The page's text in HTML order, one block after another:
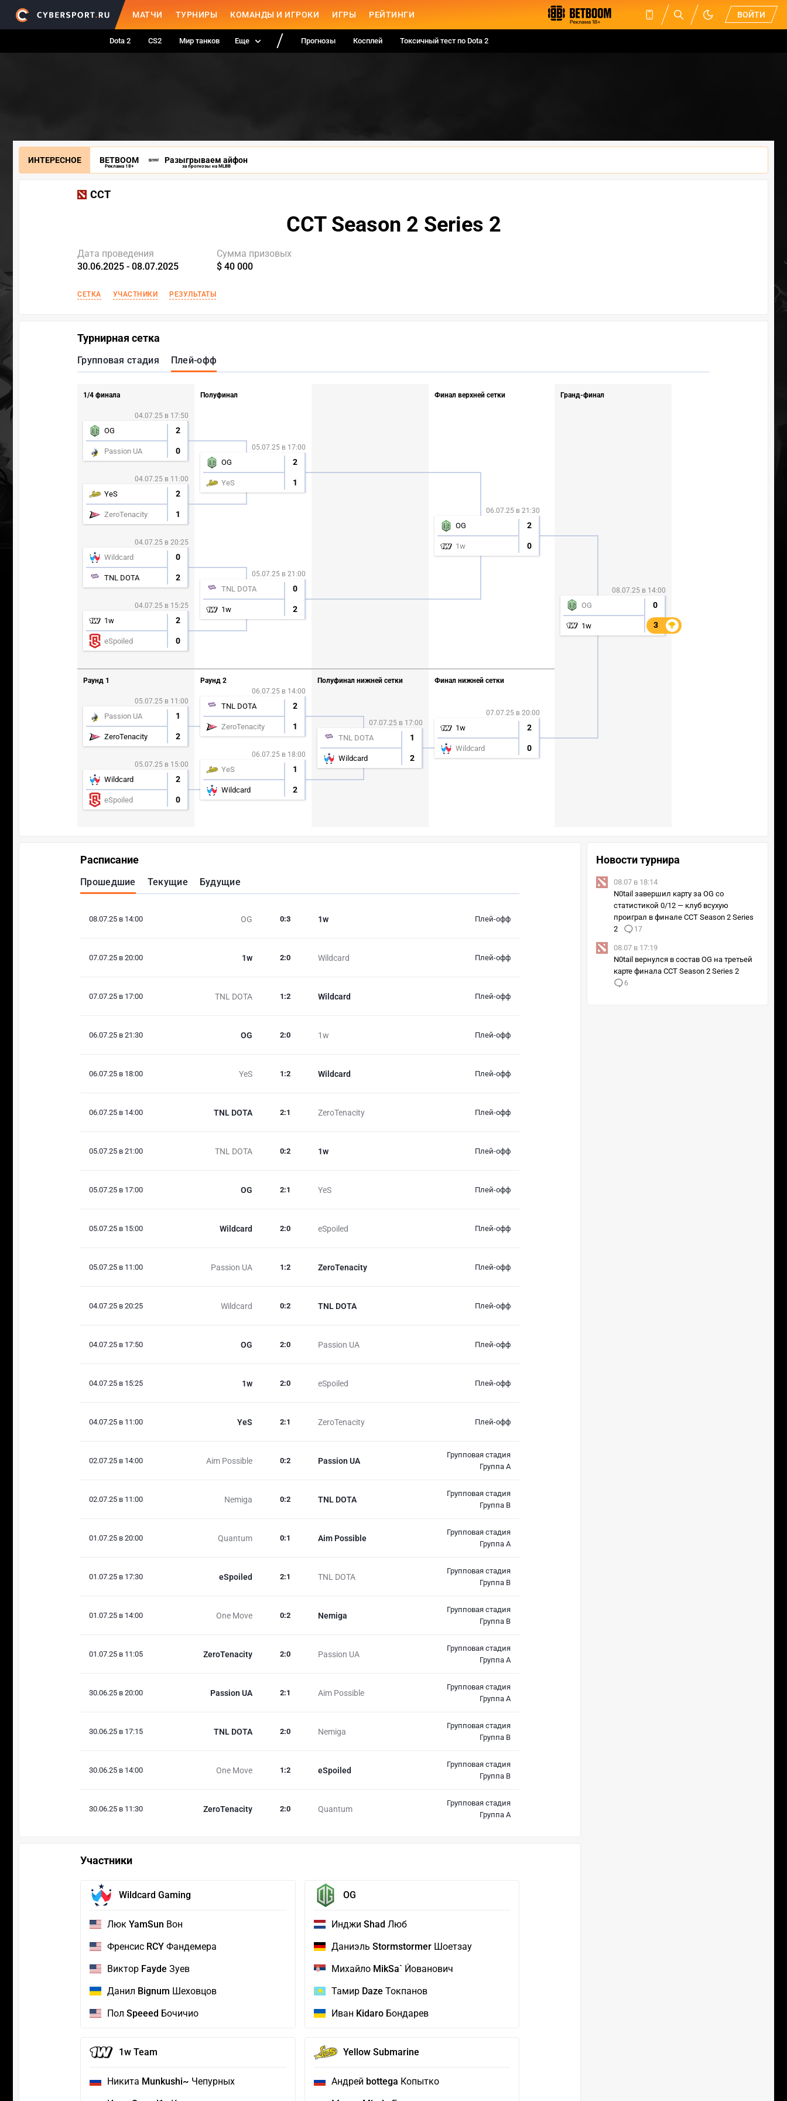
МАТЧИ ТУРНИРЫ КОМАНДЫ И ИГРОКИ ИГРЫ РЕЙТИНГИ ВОЙТИ
Dota 2 CS2 Мир танков Еще Прогнозы Косплей Токсичный тест по Dota 2
ИНТЕРЕСНОЕ BETBOOM
Реклама 18+
Разыгрываем айфон
за прогнозы на MLBB
CCT
CCT Season 2 Series 2
Дата проведения
30.06.2025 - 08.07.2025
Сумма призовых
$ 40 000
СЕТКА УЧАСТНИКИ РЕЗУЛЬТАТЫ
Турнирная сетка
Групповая стадия Плей-офф
1/4 финала
04.07.25 в 17:50
OG 2
Passion UA 0
04.07.25 в 11:00
YeS 2
ZeroTenacity 1
04.07.25 в 20:25
Wildcard 0
TNL DOTA 2
04.07.25 в 15:25
1w 2
eSpoiled 0
Полуфинал
05.07.25 в 17:00
OG 2
YeS 1
05.07.25 в 21:00
TNL DOTA 0
1w 2
Финал верхней сетки
06.07.25 в 21:30
OG 2
1w 0
Раунд 1
05.07.25 в 11:00
Passion UA 1
ZeroTenacity 2
05.07.25 в 15:00
Wildcard 2
eSpoiled 0
Раунд 2
06.07.25 в 14:00
TNL DOTA 2
ZeroTenacity 1
06.07.25 в 18:00
YeS 1
Wildcard 2
Полуфинал нижней сетки
07.07.25 в 17:00
TNL DOTA 1
Wildcard 2
Финал нижней сетки
07.07.25 в 20:00
1w 2
Wildcard 0
Гранд-финал
08.07.25 в 14:00
OG 0
1w 3
3
Расписание
Прошедшие Текущие Будущие
08.07.25 в 14:00 OG 1w
0:3 Плей-офф
07.07.25 в 20:00 1w Wildcard
2:0 Плей-офф
07.07.25 в 17:00 TNL DOTA Wildcard
1 :2 Плей-офф
06.07.25 в 21:30 OG 1w
2:0 Плей-офф
06.07.25 в 18:00 YeS Wildcard
1 :2 Плей-офф
06.07.25 в 14:00 TNL DOTA ZeroTenacity
2:1 Плей-офф
05.07.25 в 21:00 TNL DOTA 1w
0:2 Плей-офф
05.07.25 в 17:00 OG YeS
2:1 Плей-офф
05.07.25 в 15:00 Wildcard eSpoiled
2:0 Плей-офф
05.07.25 в 11:00 Passion UA ZeroTenacity
1 :2 Плей-офф
04.07.25 в 20:25 Wildcard TNL DOTA
0:2 Плей-офф
04.07.25 в 17:50 OG Passion UA
2:0 Плей-офф
04.07.25 в 15:25 1w eSpoiled
2:0 Плей-офф
04.07.25 в 11:00 YeS ZeroTenacity
2:1 Плей-офф
02.07.25 в 14:00 Aim Possible Passion UA
0:2
Групповая стадия
Группа A
02.07.25 в 11:00 Nemiga TNL DOTA
0:2
Групповая стадия
Группа B
01.07.25 в 20:00 Quantum Aim Possible
0:1
Групповая стадия
Группа A
01.07.25 в 17:30 eSpoiled TNL DOTA
2:1
Групповая стадия
Группа B
01.07.25 в 14:00 One Move Nemiga
0:2
Групповая стадия
Группа B
01.07.25 в 11:05 ZeroTenacity Passion UA
2:0
Групповая стадия
Группа A
30.06.25 в 20:00 Passion UA Aim Possible
2:1
Групповая стадия
Группа A
30.06.25 в 17:15 TNL DOTA Nemiga
2:0
Групповая стадия
Группа B
30.06.25 в 14:00 One Move eSpoiled
1 :2
Групповая стадия
Группа B
30.06.25 в 11:30 ZeroTenacity Quantum
2:0
Групповая стадия
Группа A
Участники
Wildcard Gaming
Люк YamSun Вон
Френсис RCY Фандемера
Виктор Fayde Зуев
Данил Bignum Шеховцов
Пол Speeed Бочичио
OG
Инджи Shad Люб
Даниэль StormstormerШоетзау
Михайло MikSa` Йованович
Тамир Daze Токпанов
Иван KidaroБондарев
1w Team
Никита Munkushi~ Чепурных
Yellow Submarine
Андрей bottega Копытко
Новости турнира
08.07 в 18:14
N0tail завершил карту за OG со
статистикой 0/12 — клуб всухую
проиграл в финале CCT Season 2 Series
2
17
08.07 в 17:19
N0tail вернулся в состав OG на третьей
карте финала CCT Season 2 Series 2
6